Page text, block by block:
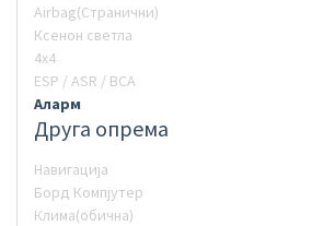
Airbag(Странични)
Ксенон светла
4х4
ESP / ASR / BCA
Аларм
Друга опрема
Навигација
Борд Компјутер
Клима(обична)